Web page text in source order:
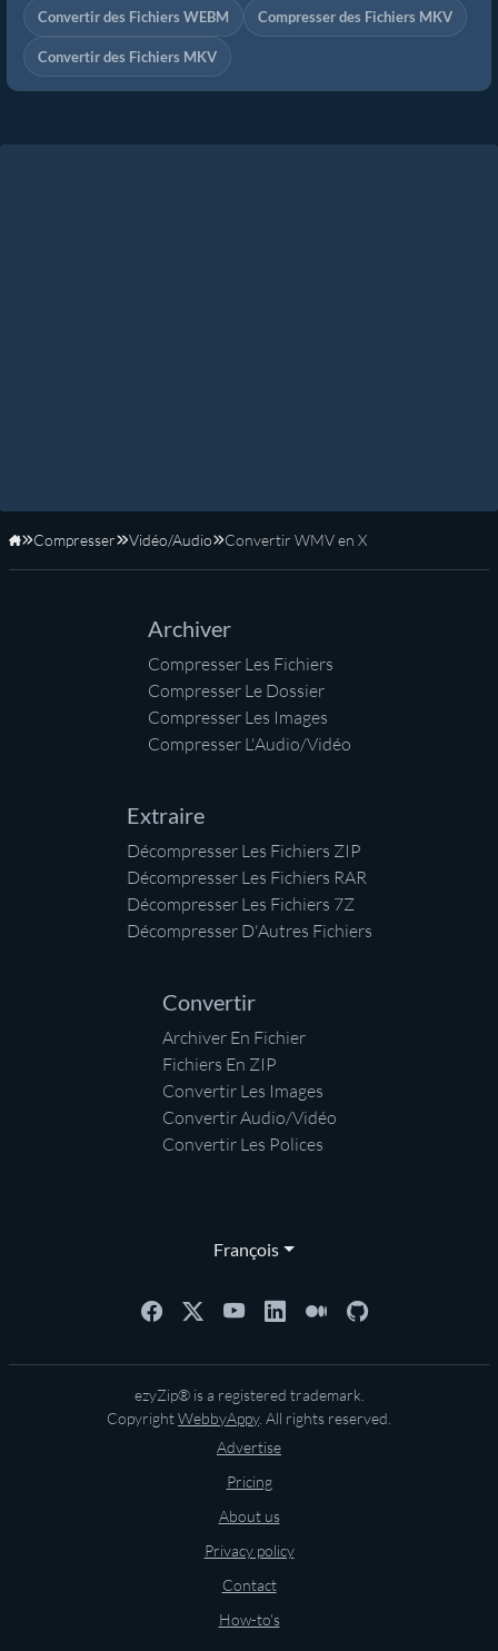
Convertir des Fichiers WEBM Compresser des Fichiers MKV
Convertir des Fichiers MKV
Accueil
Compresser Vidéo/Audio Convertir WMV en X
Archiver
Compresser Les Fichiers
Compresser Le Dossier
Compresser Les Images
Compresser L'Audio/Vidéo
Extraire
Décompresser Les Fichiers ZIP
Décompresser Les Fichiers RAR
Décompresser Les Fichiers 7Z
Décompresser D'Autres Fichiers
Convertir
Archiver En Fichier
Fichiers En ZIP
Convertir Les Images
Convertir Audio/Vidéo
Convertir Les Polices
François
ezyZip® is a registered trademark.
CopyrightWebbyAppy. All rights reserved.
Advertise
Pricing
About us
Privacy policy
Contact
How-to's